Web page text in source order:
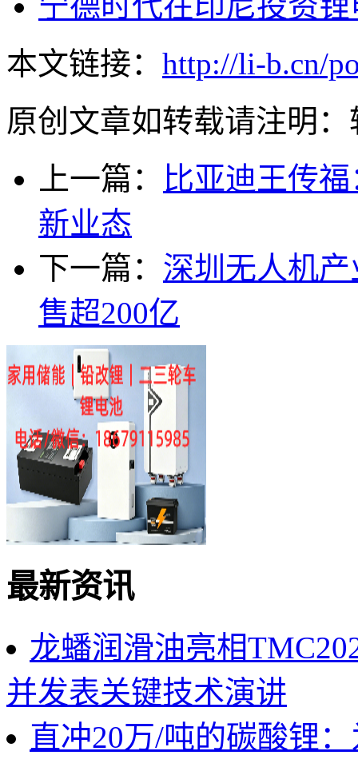
本文链接： http://li-b.cn/
原创文章如转载请注明：
上一篇：
比亚迪王传
新业态
下一篇： 深圳无人机
售超200亿
最新资讯
龙蟠润滑油亮相
并发表关键技术演讲
直冲20万/吨的碳酸锂